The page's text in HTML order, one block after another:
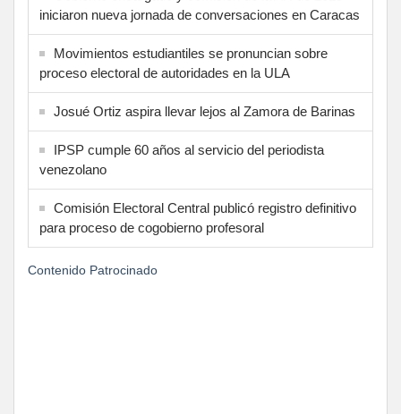
iniciaron nueva jornada de conversaciones en Caracas
Movimientos estudiantiles se pronuncian sobre
proceso electoral de autoridades en la ULA
Josué Ortiz aspira llevar lejos al Zamora de Barinas
IPSP cumple 60 años al servicio del periodista
venezolano
Comisión Electoral Central publicó registro definitivo
para proceso de cogobierno profesoral
Contenido Patrocinado